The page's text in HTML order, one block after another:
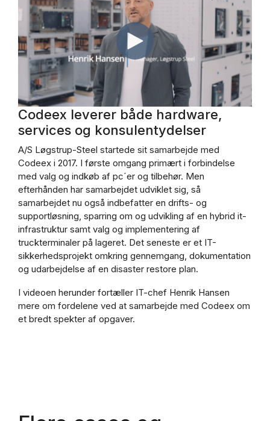
Codeex leverer både hardware,
services og konsulentydelser
A/S Løgstrup-Steel startede sit samarbejde med
Codeex i 2017. I første omgang primært i forbindelse
med valg og indkøb af pc´er og tilbehør. Men
efterhånden har samarbejdet udviklet sig, så
samarbejdet nu også indbefatter en drifts- og
supportløsning, sparring om og udvikling af en hybrid it-
infrastruktur samt valg og implementering af
truckterminaler på lageret. Det seneste er et IT-
sikkerhedsprojekt omkring gennemgang, dokumentation
og udarbejdelse af en disaster restore plan.
I videoen herunder fortæller IT-chef Henrik Hansen
mere om fordelene ved at samarbejde med Codeex om
et bredt spekter af opgaver.